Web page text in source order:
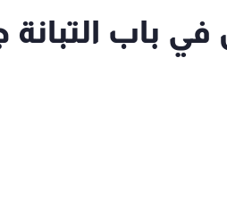
باب التبانة